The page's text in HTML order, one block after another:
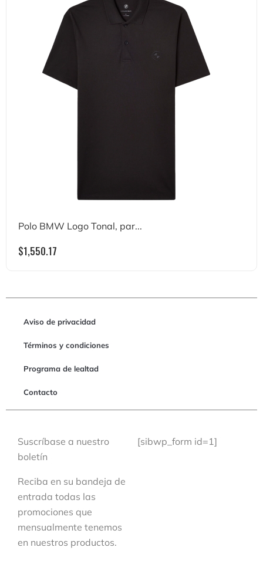
Polo BMW Logo Tonal, par...
$1,550.17
Aviso de privacidad
Términos y condiciones
Programa de lealtad
Contacto
Suscríbase a nuestro
boletín
Reciba en su bandeja de
entrada todas las
promociones que
mensualmente tenemos
en nuestros productos.
[sibwp_form id=1]